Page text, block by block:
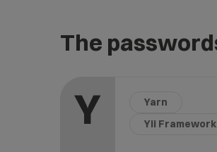
The
Y
Yarn
Yii Framework